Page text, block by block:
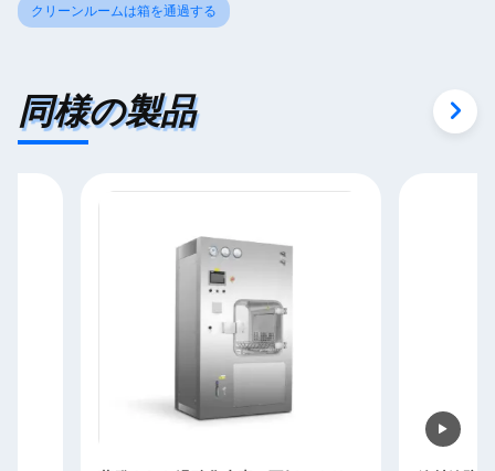
クリーンルームは箱を通過する
同様の製品